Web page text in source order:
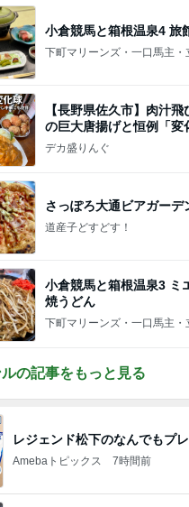
小倉競馬と箱根温泉4 旅
下町マリーンズ・一口馬主
【長野県佐久市】肉汁
の巨大唐揚げと恒例「変
華」！！〜李紅蘭さん〜
デカ盛りんぐ
さっぽろ大通ビアガー
道産子どすどす！
小倉競馬と箱根温泉3 ミ
焼うどん
下町マリーンズ・一口馬主
の記事をもっと見る
レジェンド松下のなんでもプレ
Amebaトピックス 7時間前